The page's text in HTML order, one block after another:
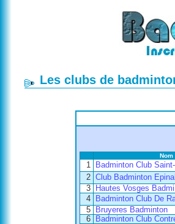
Les clubs de
Nom
1
Badminton Club
2 Club Badminton
3
Hautes Vosges
4
Badminton Club De
5
Bruyeres Badminton
6
Badminton Club